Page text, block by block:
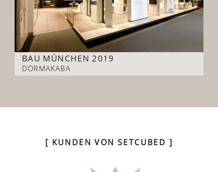
BAU MÜNCHEN 2019
DORMAKABA
[ KUNDEN VON SETCUBED ]